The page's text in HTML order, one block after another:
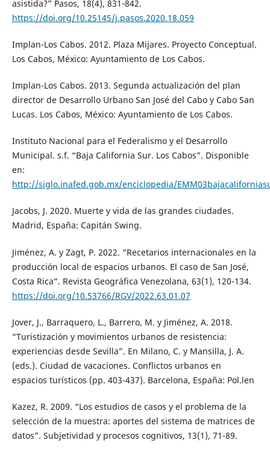
asistida?” Pasos, 18(4), 831‑842.
https://doi.org/10.25145/j.pasos.2020.18.059
Implan-Los Cabos. 2012. Plaza Mijares. Proyecto Conceptual.
Los Cabos, México: Ayuntamiento de Los Cabos.
Implan-Los Cabos. 2013. Segunda actualización del plan
director de Desarrollo Urbano San José del Cabo y Cabo San
Lucas. Los Cabos, México: Ayuntamiento de Los Cabos.
Instituto Nacional para el Federalismo y el Desarrollo
Municipal. s.f. “Baja California Sur. Los Cabos”. Disponible
en:
http://siglo.inafed.gob.mx/enciclopedia/
Jacobs, J. 2020. Muerte y vida de las grandes ciudades.
Madrid, España: Capitán Swing.
Jiménez, A. y Zagt, P. 2022. “Recetarios internacionales en la
producción local de espacios urbanos. El caso de San José,
Costa Rica”. Revista Geográfica Venezolana, 63(1), 120-134.
https://doi.org/10.53766/RGV/2022.63.01.07
Jover, J., Barraquero, L., Barrero, M. y Jiménez, A. 2018.
“Turistización y movimientos urbanos de resistencia:
experiencias desde Sevilla”. En Milano, C. y Mansilla, J. A.
(eds.). Ciudad de vacaciones. Conflictos urbanos en
espacios turísticos (pp. 403-437). Barcelona, España: Pol.len
Kazez, R. 2009. “Los estudios de casos y el problema de la
selección de la muestra: aportes del sistema de matrices de
datos”. Subjetividad y procesos cognitivos, 13(1), 71-89.